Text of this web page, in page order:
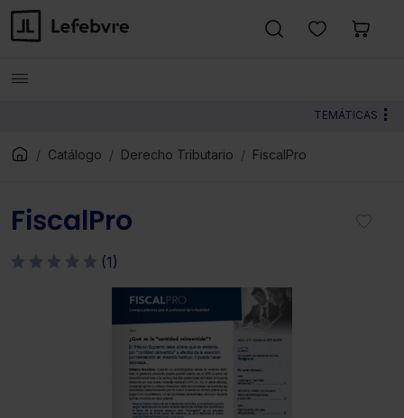
TEMÁTICAS
Catálogo Derecho Tributario FiscalPro
FiscalPro
(1)